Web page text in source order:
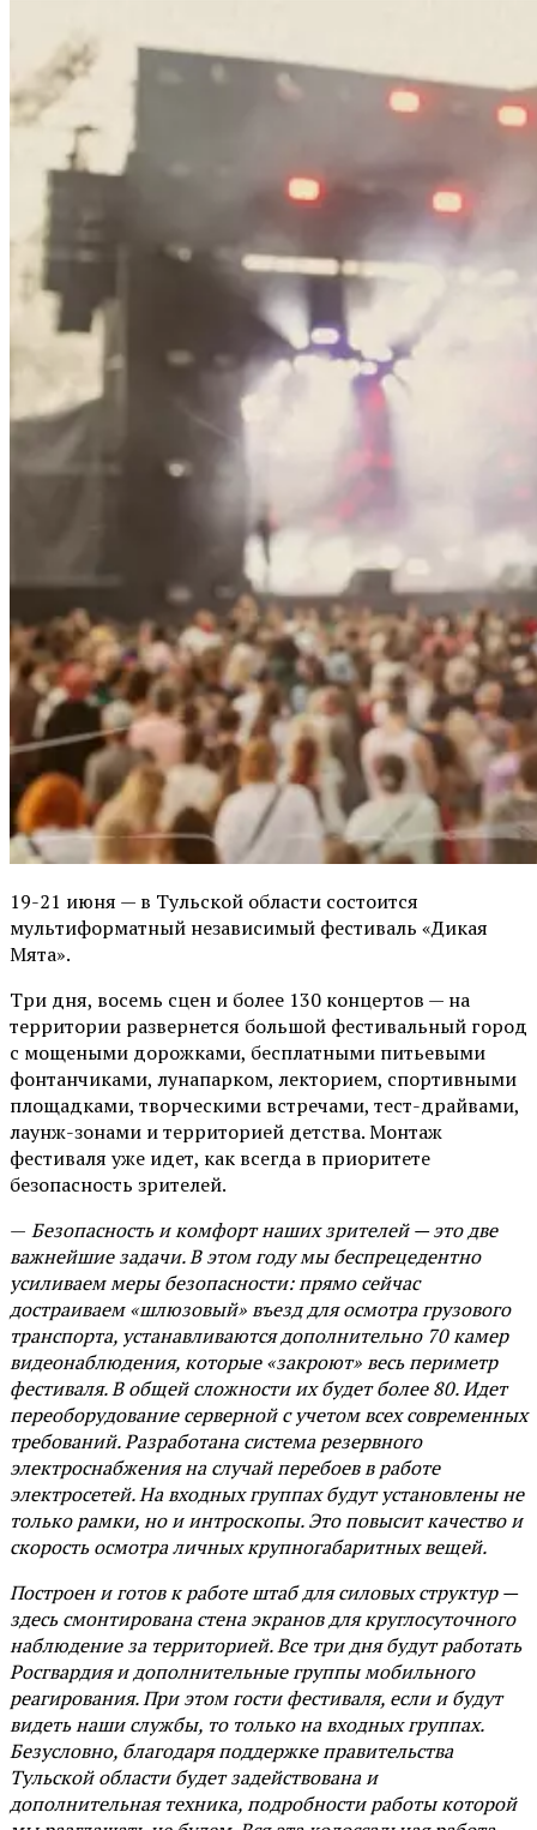
19-21 июня — в Тульской области состоится
мультиформатный независимый фестиваль «Дикая
Мята».
Три дня, восемь сцен и более 130 концертов — на
территории развернется большой фестивальный город
с мощеными дорожками, бесплатными питьевыми
фонтанчиками, лунапарком, лекторием, спортивными
площадками, творческими встречами, тест-драйвами,
лаунж-зонами и территорией детства. Монтаж
фестиваля уже идет, как всегда в приоритете
безопасность зрителей.
— Безопасность и комфорт наших зрителей — это две
важнейшие задачи. В этом году мы беспрецедентно
усиливаем меры безопасности: прямо сейчас
достраиваем «шлюзовый» въезд для осмотра грузового
транспорта, устанавливаются дополнительно 70 камер
видеонаблюдения, которые «закроют» весь периметр
фестиваля. В общей сложности их будет более 80. Идет
переоборудование серверной с учетом всех современных
требований. Разработана система резервного
электроснабжения на случай перебоев в работе
электросетей. На входных группах будут установлены не
только рамки, но и интроскопы. Это повысит качество и
скорость осмотра личных крупногабаритных вещей.
Построен и готов к работе штаб для силовых структур —
здесь смонтирована стена экранов для круглосуточного
наблюдение за территорией. Все три дня будут работать
Росгвардия и дополнительные группы мобильного
реагирования. При этом гости фестиваля, если и будут
видеть наши службы, то только на входных группах.
Безусловно, благодаря поддержке правительства
Тульской области будет задействована и
дополнительная техника, подробности работы которой